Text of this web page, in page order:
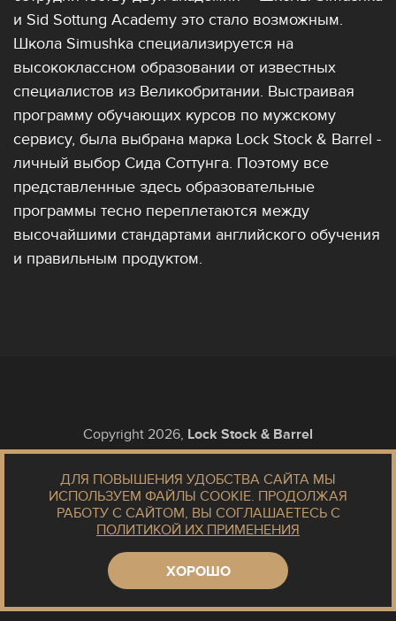
и Sid Sottung Academy это стало возможным.
Школа Simushka специализируется на
высококлассном образовании от известных
специалистов из Великобритании. Выстраивая
программу обучающих курсов по мужскому
сервису, была выбрана марка Lock Stock & Barrel -
личный выбор Сида Соттунга. Поэтому все
представленные здесь образовательные
программы тесно переплетаются между
высочайшими стандартами английского обучения
и правильным продуктом.
ДЛЯ ПОВЫШЕНИЯ УДОБСТВА САЙТА МЫ
ИСПОЛЬЗУЕМ ФАЙЛЫ COOKIE. ПРОДОЛЖАЯ
РАБОТУ С САЙТОМ, ВЫ СОГЛАШАЕТЕСЬ С
ПОЛИТИКОЙ ИХ ПРИМЕНЕНИЯ
ХОРОШО
Copyright 2026, Lock Stock & Barrel
Barrel.
Для ухода, стайлинга волос и бритья.